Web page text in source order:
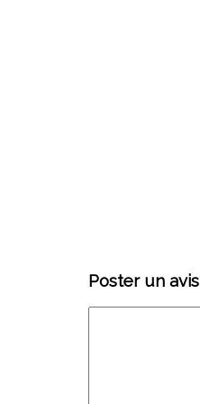
Poster un avis